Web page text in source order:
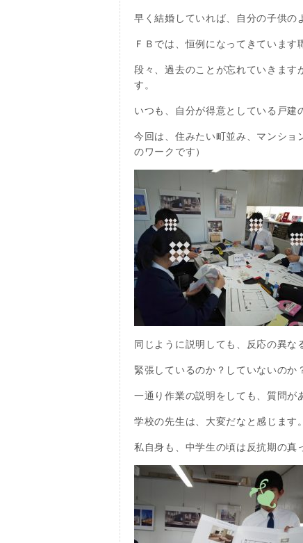
早く結婚していれば、自分の子供の
ＦＢでは、恒例になってきていま
段々、過去のことが忘れていきま
す。
いつも、自分が得意としている戸建
今回は、住みたい町並み、マンシ
のワークです）
同じように説明しても、反応の異な
緊張しているのか？していないのか
一通り作業の説明をしても、質問が
学校の先生は、大変だなと感じます。
私自身も、中学生の頃は反抗期の